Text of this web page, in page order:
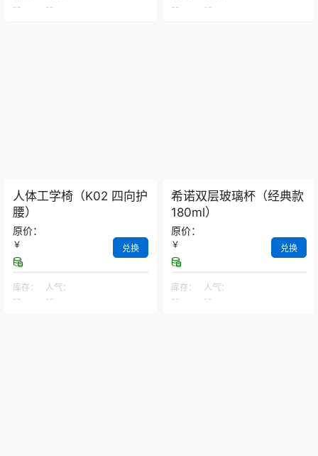
--
--
--
--
人体工学椅（K02 四向护
腰）
原价：
￥ 兑换
库存：
--
人气：
--
希诺双层玻璃杯（经典款
180ml）
原价：
￥ 兑换
库存：
--
人气：
--